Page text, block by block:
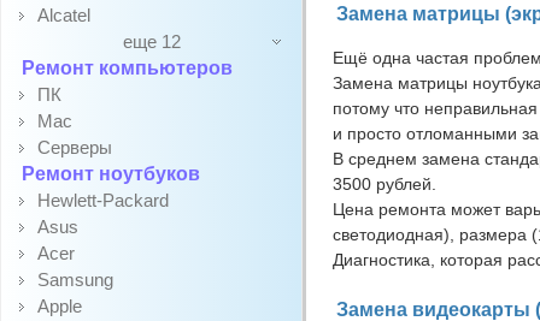
Alcatel
еще 12
Ремонт компьютеров
ПК
Mac
Серверы
Ремонт ноутбуков
Hewlett-Packard
Asus
Acer
Samsung
Apple
Замена матрицы
Ещё одна частая
Замена матрицы
потому что
и просто отломанными
В среднем замена
3500 рублей.
Цена ремонта может
светодиодная), размера
Диагностика, которая
Замена видеокарты